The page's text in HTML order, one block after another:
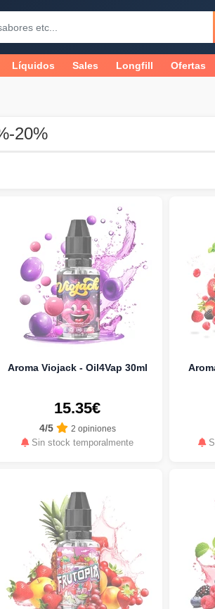
Líquidos Sales Longfill Ofertas
20%
Aroma Viojack - Oil4Vap 30ml
15.35€
4/5 2 opiniones
Sin stock temporalmente